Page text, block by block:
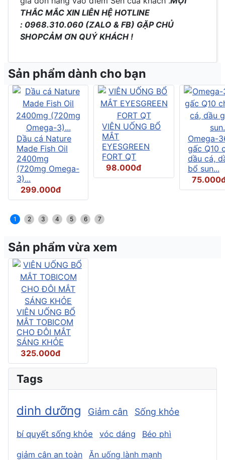
THẮC MẮC XIN LIÊN HỆ HOTLINE
: 0968.310.060 (ZALO & FB) GẶP CHỦ
SHOPCẢM ƠN QUÝ KHÁCH !
Sản phẩm dành cho bạn
Dầu cá Nature
Made Fish Oil
2400mg
(720mg Omega-
3)...
299.000đ
VIÊN UỐNG BỔ
MẮT
EYESGREEN
FORT QT
98.000đ
Omega-
gấc Q10
dầu cá,
bổ sun...
1 2 3 4 5 6 7
Sản phẩm vừa xem
VIÊN UỐNG BỔ
MẮT TOBICOM
CHO ĐÔI MẮT
SÁNG KHỎE
325.000đ
Tags
dinh dưỡng Giảm cân Sống khỏe
bí quyết sống khỏe vóc dáng Béo phì
giảm cân an toàn
Ăn uống lành mạnh